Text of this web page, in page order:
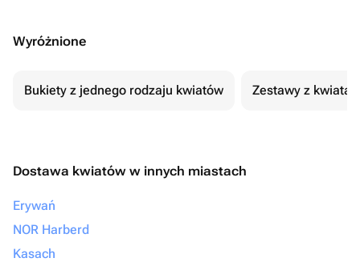
Wyróżnione
Bukiety z jednego rodzaju kwiatów Zestawy z
Dostawa kwiatów w innych miastach
Erywań
NOR Harberd
Kasach